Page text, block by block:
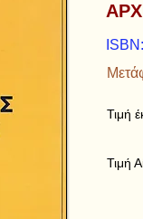
Τιμή
Τιμή